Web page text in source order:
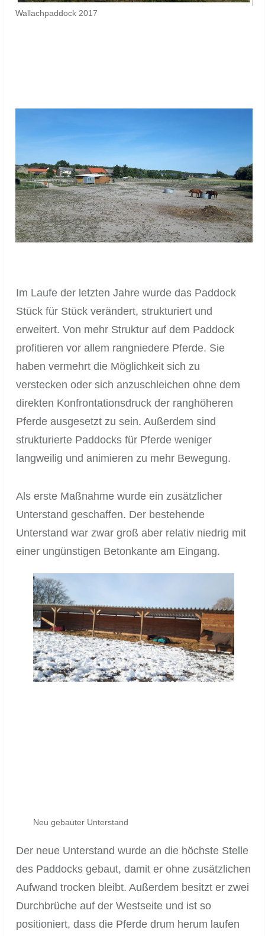
Wallachpaddock 2017
Im Laufe der letzten Jahre wurde das Paddock
Stück für Stück verändert, strukturiert und
erweitert. Von mehr Struktur auf dem Paddock
profitieren vor allem rangniedere Pferde. Sie
haben vermehrt die Möglichkeit sich zu
verstecken oder sich anzuschleichen ohne dem
direkten Konfrontationsdruck der ranghöheren
Pferde ausgesetzt zu sein. Außerdem sind
strukturierte Paddocks für Pferde weniger
langweilig und animieren zu mehr Bewegung.
Als erste Maßnahme wurde ein zusätzlicher
Unterstand geschaffen. Der bestehende
Unterstand war zwar groß aber relativ niedrig mit
einer ungünstigen Betonkante am Eingang.
Neu gebauter Unterstand
Der neue Unterstand wurde an die höchste Stelle
des Paddocks gebaut, damit er ohne zusätzlichen
Aufwand trocken bleibt. Außerdem besitzt er zwei
Durchbrüche auf der Westseite und ist so
positioniert, dass die Pferde drum herum laufen